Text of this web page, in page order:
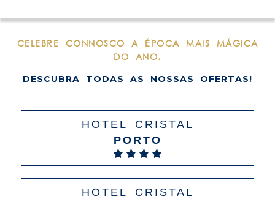
CELEBRE CONNOSCO A ÉPOCA MAIS MÁGICA
DO ANO.
DESCUBRA TODAS AS NOSSAS OFERTAS!
HOTEL CRISTAL
PORTO
HOTEL CRISTAL